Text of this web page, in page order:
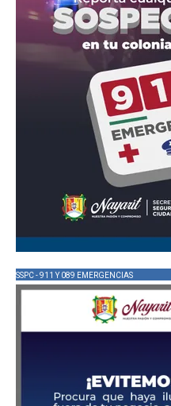
SSPC - 911 Y 089 EMERGENCIAS